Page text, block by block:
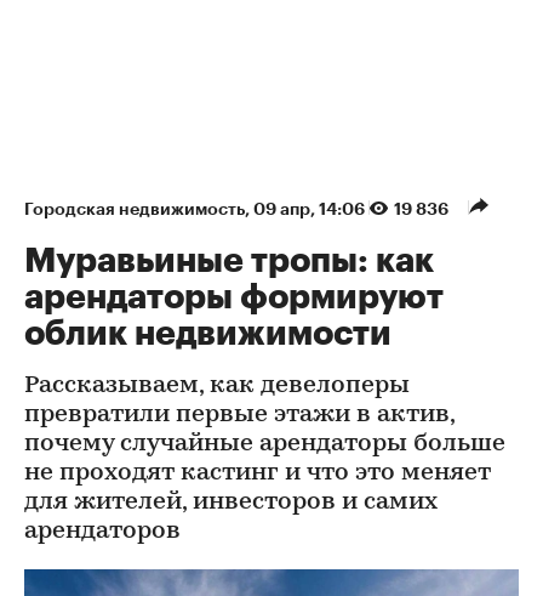
Городская недвижимость 09 апр, 14:06 19 836
Муравьиные тропы: как
арендаторы формируют
облик недвижимости
Рассказываем, как девелоперы
превратили первые этажи в актив,
почему случайные арендаторы больше
не проходят кастинг и что это меняет
для жителей, инвесторов и самих
арендаторов